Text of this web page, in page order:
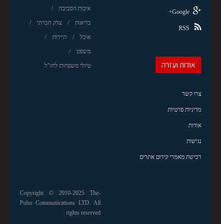
איכות הסביבה
בריאות צדק חברתי
אוכל תיירות
משפט
טיולי משפחות לחו"ל
Google+
RSS
אודות ועזרה
צרו קשר
מדיניות פרטיות
אודות
נגישות
רכישת מאמרי קידום אתרים
Copyright © 2010-2025 The-
Pulse Communications LTD. All
rights reserved